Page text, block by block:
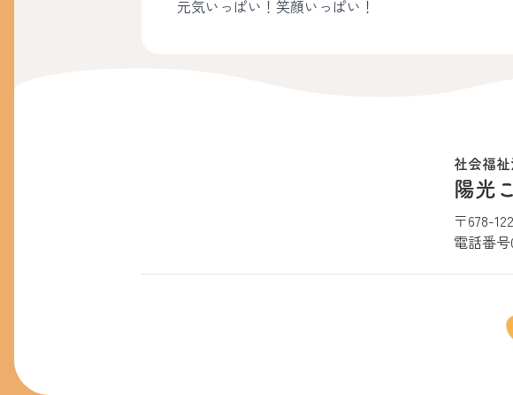
元気いっぱい！笑顔いっぱい！
社会福
陽光
〒678-
電話番号